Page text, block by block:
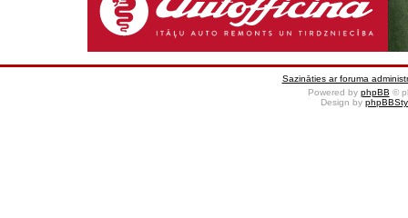
Sazināties ar foruma
Powered by phpBB ©
Design by